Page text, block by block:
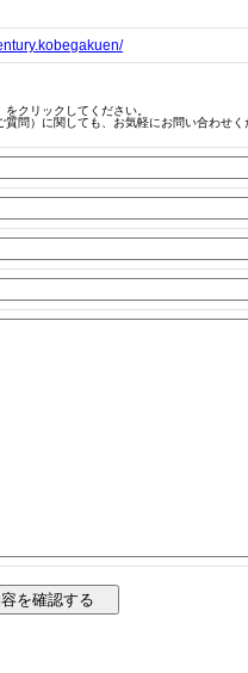
クリックしてください。
問）に関しても、お気軽にお問い合わせ